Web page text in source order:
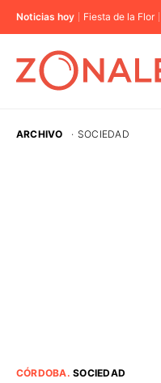
Noticias hoy Fiesta de la Flor
ARCHIVO · SOCIEDAD
CÓRDOBA.SOCIEDAD